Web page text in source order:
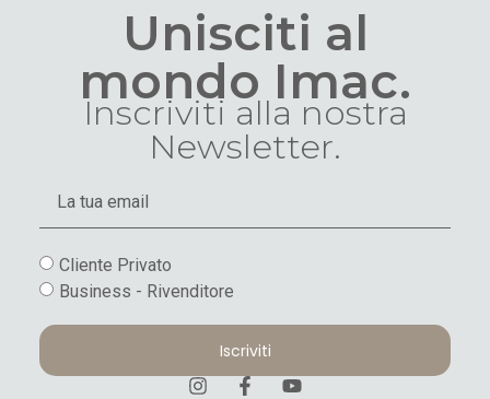
Unisciti al
mondo Imac.
Inscriviti alla nostra
Newsletter.
Cliente Privato
Business - Rivenditore
Iscriviti